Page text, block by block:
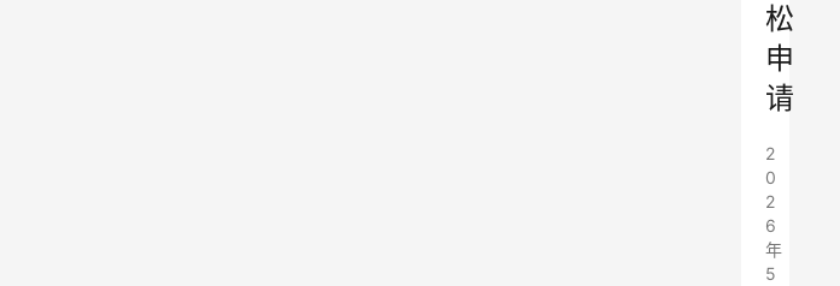
松
申
请
2
0
2
6
年
5